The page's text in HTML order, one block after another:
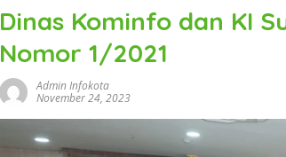
Dinas Kominfo dan KI
Nomor 1/2021
Admin Infokota
November 24, 2023